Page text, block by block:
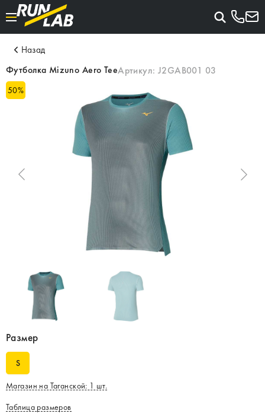
Назад
Футболка Mizuno Aero TeeАртикул: J2GAB001 03
50%
Размер
S
Магазин на Таганской: 1 шт.
Таблица размеров